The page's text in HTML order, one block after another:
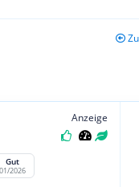
Anzeige
Gut
01/2026